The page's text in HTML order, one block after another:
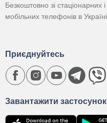
Безкоштовно зі стаціонарних і
мобільних телефонів в Україні
Завантажити застосунок
Приєднуйтесь